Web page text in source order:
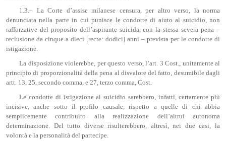
1.3.– La Corte d’assise milanese censura, per altro verso, la norma
denunciata nella parte in cui punisce le condotte di aiuto al suicidio, non
rafforzative del proposito dell’aspirante suicida, con la stessa severa pena –
reclusione da cinque a dieci [recte: dodici] anni – prevista per le condotte di
istigazione.
La disposizione violerebbe, per questo verso, l’art. 3 Cost., unitamente al
principio di proporzionalità della pena al disvalore del fatto, desumibile dagli
artt. 13, 25, secondo comma, e 27, terzo comma, Cost.
Le condotte di istigazione al suicidio sarebbero, infatti, certamente più
incisive, anche sotto il profilo causale, rispetto a quelle di chi abbia
semplicemente contribuito alla realizzazione dell’altrui autonoma
determinazione. Del tutto diverse risulterebbero, altresì, nei due casi, la
volontà e la personalità del partecipe.